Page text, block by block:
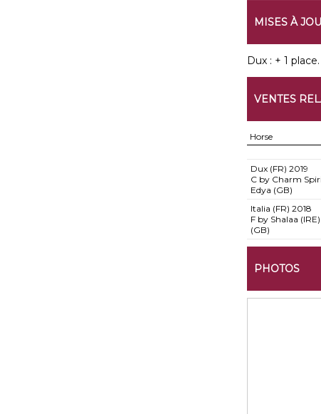
MISES À
Dux : + 1 place.
VENTES
Horse
Dux (FR) 2019
C by Charm
Edya (GB)
Italia (FR) 2018
F by Shalaa
(GB)
PHOTOS